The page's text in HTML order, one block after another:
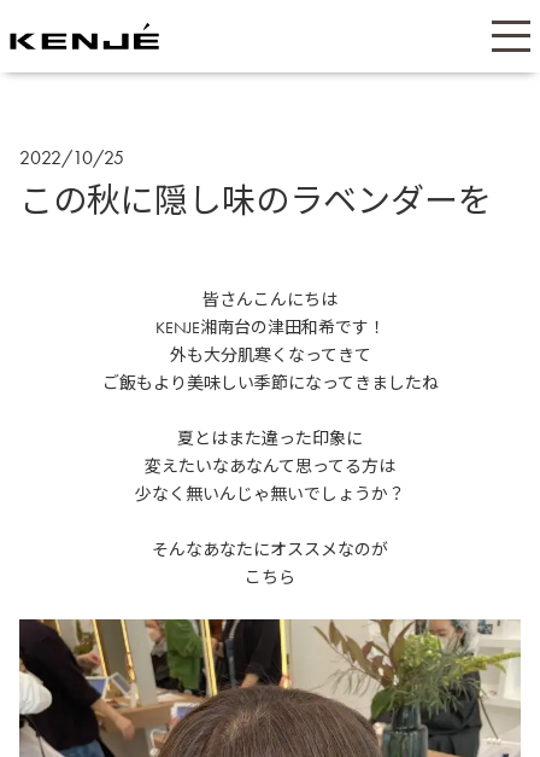
2022/10/25
この秋に隠し味のラベンダーを
皆さんこんにちは
KENJE湘南台の津田和希です！
外も大分肌寒くなってきて
ご飯もより美味しい季節になってきましたね
夏とはまた違った印象に
変えたいなあなんて思ってる方は
少なく無いんじゃ無いでしょうか？
そんなあなたにオススメなのが
こちら